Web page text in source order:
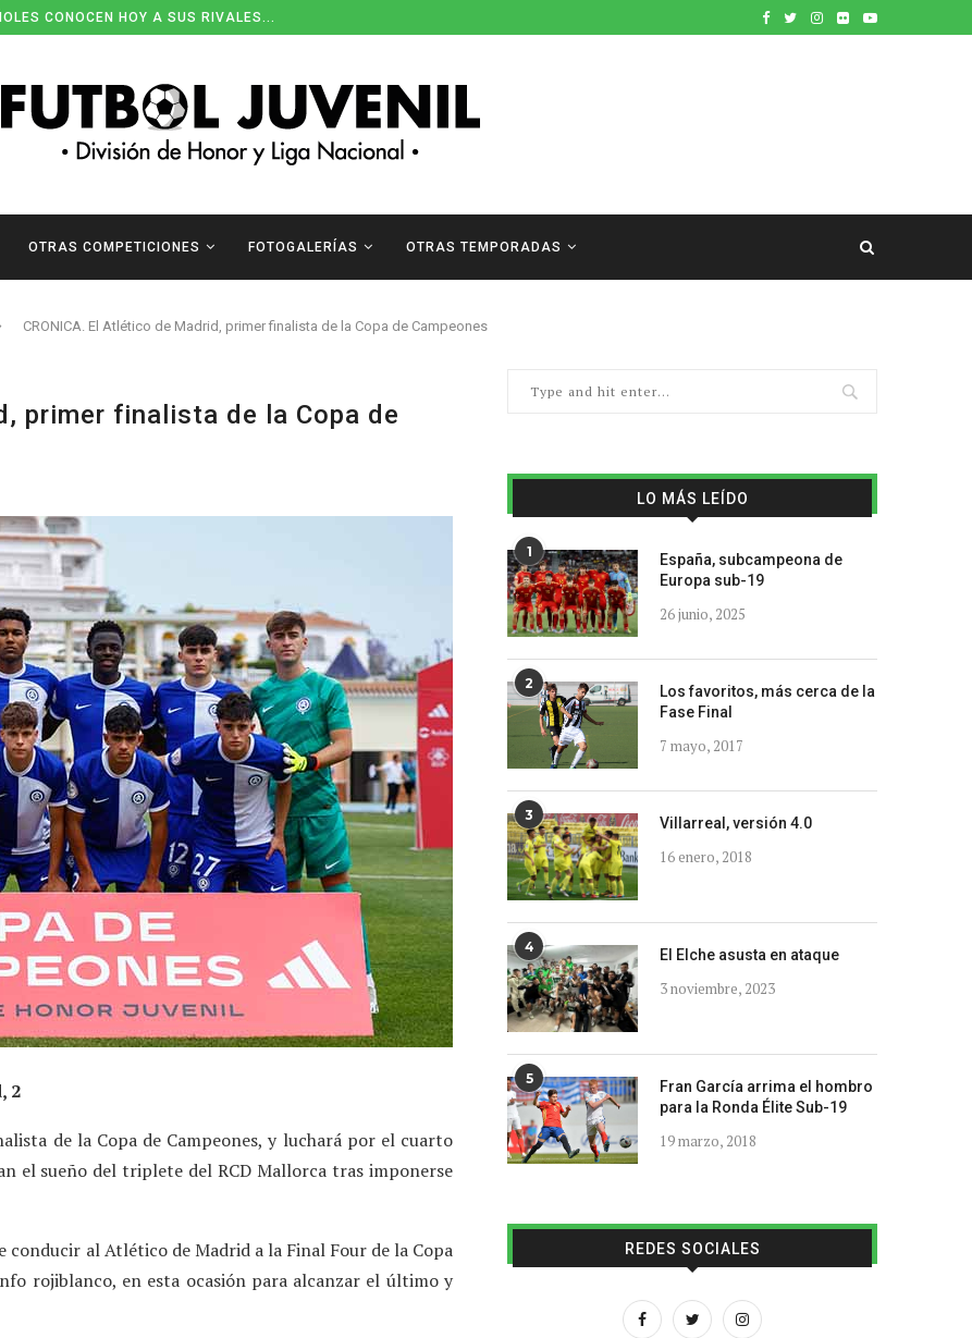
CONOCEN HOY A SUS RIVALES...
OTRAS COMPETICIONES FOTOGALERÍAS OTRAS TEMPORADAS
CRONICA. El Atlético de Madrid, primer finalista de la Copa de Campeones
primer finalista de la Copa de
2
de la Copa de Campeones, y luchará por el cuarto
el sueño del triplete del RCD Mallorca tras imponerse
conducir al Atlético de Madrid a la Final Four de la Copa
rojiblanco, en esta ocasión para alcanzar el último y
LO MÁS LEÍDO
1
España, subcampeona de
Europa sub-19
26 junio, 2025
2
Los favoritos, más cerca de la
Fase Final
7 mayo, 2017
3 Villarreal, versión 4.0
16 enero, 2018
4 El Elche asusta en ataque
3 noviembre, 2023
5
Fran García arrima el hombro
para la Ronda Élite Sub-19
19 marzo, 2018
REDES SOCIALES